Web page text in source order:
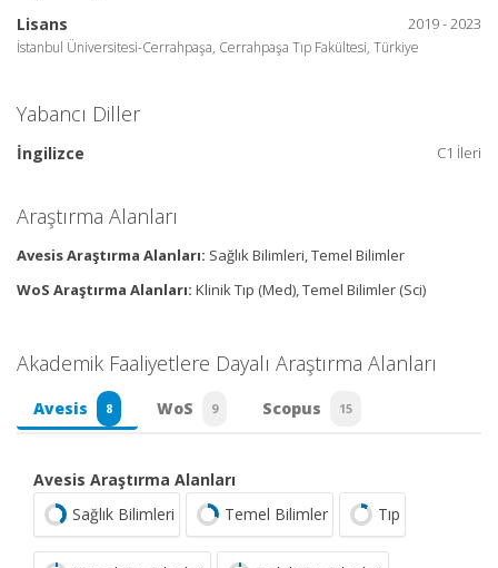
2019 - 2023
Lisans
İstanbul Üniversitesi-Cerrahpaşa, Cerrahpaşa Tıp Fakültesi, Türkiye
Yabancı Diller
C1 İleri
İngilizce
Araştırma Alanları
Avesis Araştırma Alanları: Sağlık Bilimleri, Temel Bilimler
WoS Araştırma Alanları: Klinik Tıp (Med), Temel Bilimler (Sci)
Akademik Faaliyetlere Dayalı Araştırma Alanları
Avesis 8 WoS 9 Scopus 15
Avesis Araştırma Alanları
Sağlık Bilimleri
Temel Bilimler Tıp